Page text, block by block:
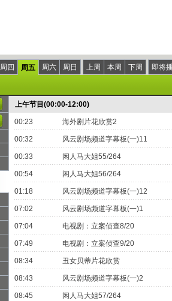
周四 周五 周六 周日 上周 本周 下周
即将
上午节目(00:00-12:00)
00:23 海外剧片花欣赏2
00:32 风云剧场频道字幕板(一)11
00:33 闲人马大姐55/264
00:54 闲人马大姐56/264
01:18 风云剧场频道字幕板(一)12
07:02 风云剧场频道字幕板(一)1
07:04 电视剧：立案侦查8/20
07:49 电视剧：立案侦查9/20
08:34 丑女贝蒂片花欣赏
08:43 风云剧场频道字幕板(一)2
08:45 闲人马大姐57/264